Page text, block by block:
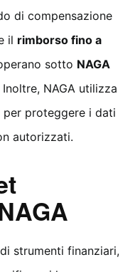
di compensazione
il rimborso fino a
sotto NAGA
Inoltre, NAGA utilizza
proteggere i dati
autorizzati.
strumenti finanziari,